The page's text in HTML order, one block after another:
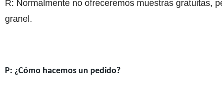
R: Normalmente no ofreceremos muestras gratuitas,
granel.
P: ¿Cómo hacemos un pedido?